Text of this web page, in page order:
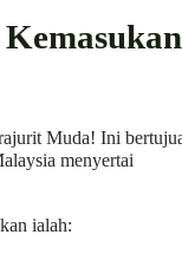
Muda! Ini
menyertai
ialah: